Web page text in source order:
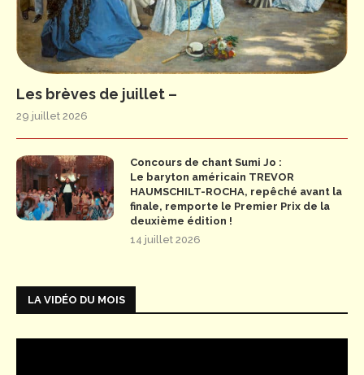
Les brèves de juillet –
29 juillet 2026
Concours de chant Sumi Jo :
Le baryton américain TREVOR
HAUMSCHILT-ROCHA, repêché avant la
finale, remporte le Premier Prix de la
deuxième édition !
14 juillet 2026
LA VIDÉO DU MOIS